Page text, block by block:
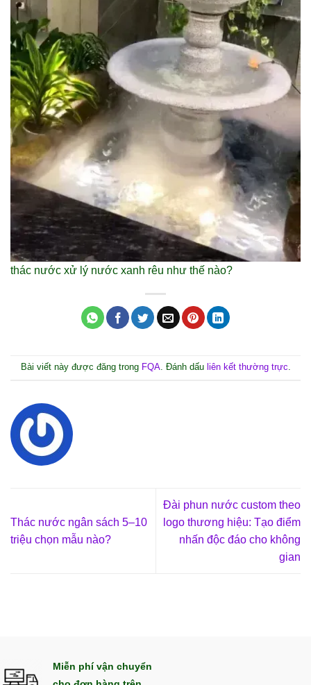
thác nước xử lý nước xanh rêu như thế nào?
Bài viết này được đăng trong FQA. Đánh dấu liên kết thường trực.
Thác nước ngân sách 5–10
triệu chọn mẫu nào?
Đài phun nước custom theo
logo thương hiệu: Tạo điểm
nhấn độc đáo cho không
gian
Miễn phí vận chuyển